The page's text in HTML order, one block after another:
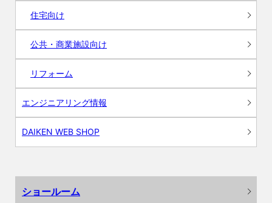
住宅向け
公共・商業施設向け
リフォーム
エンジニアリング情報
DAIKEN WEB SHOP
ショールーム